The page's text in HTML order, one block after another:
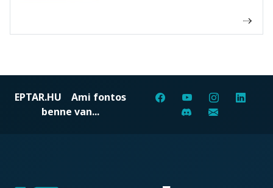
EPTAR.HU Ami fontos
benne van...